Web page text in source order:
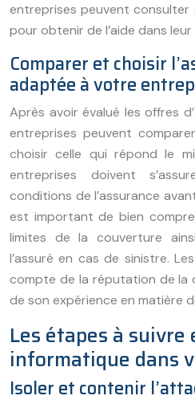
entreprises peuvent consulter
pour obtenir de l’aide dans
Comparer et choisir
adaptée à votre
Après avoir évalué les offres
entreprises peuvent
choisir celle qui répond le
entreprises doivent
conditions de l’assurance
est important de bien
limites de la couverture
l’assuré en cas de sinistre.
compte de la réputation de la
de son expérience en matière
Les étapes à suivre
informatique dans
Isoler et contenir